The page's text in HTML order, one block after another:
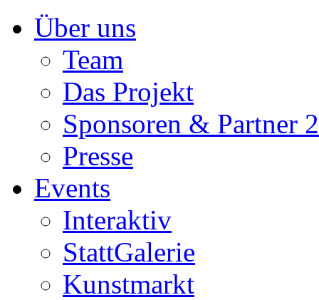
Inhalt
springenÜber uns
Team
Das Projekt
Sponsoren & Partner
Presse
Events
Interaktiv
StattGalerie
Kunstmarkt